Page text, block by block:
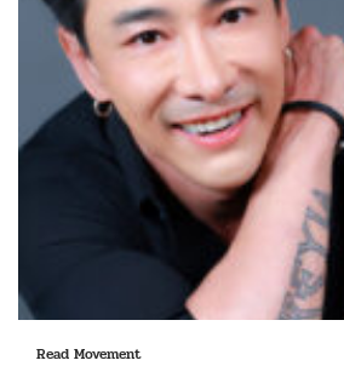
Read Movement